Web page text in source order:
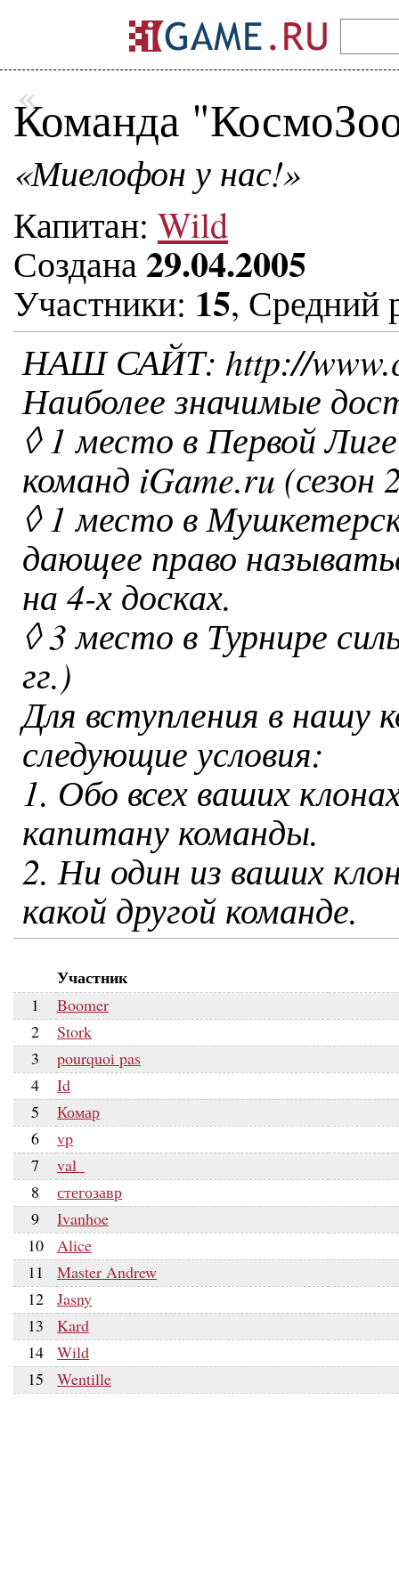
Команда
«Миелофон у нас!»
Капитан: Wild
Создана29.04.2005
Участники: 15, Средний
НАШ САЙТ: http://
Наиболее значимые
◊ 1 место в Первой
команд iGame.ru (сезон
◊ 1 место в
дающее право
на 4-х досках.
◊ 3 место в Турнире
гг.)
Для вступления в нашу
следующие условия:
1. Обо всех ваших
капитану команды.
2. Ни один из ваших
какой другой команде.
Участник
1
Boomer
2
Stork
3
pourquoi pas
4
Id
5
Комар
6
vp
7
val_
8
стегозавр
9
Ivanhoe
10
Alice
11
Master Andrew
12
Jasny
13
Kard
14
Wild
15
Wentille
«